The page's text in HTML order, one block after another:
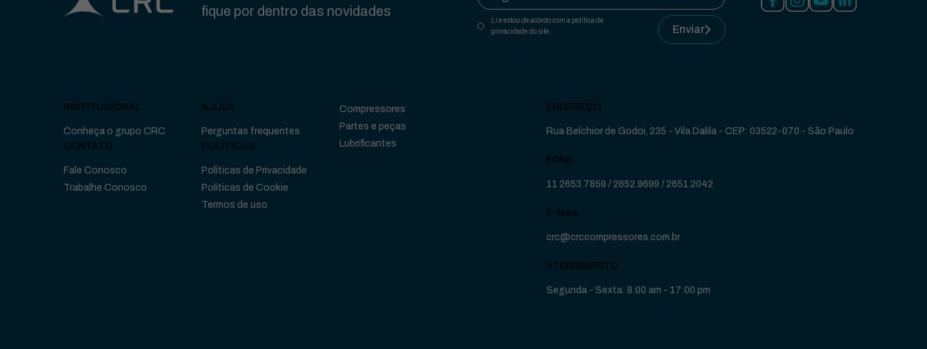
fique por dentro das novidades
Li e estou de acordo com a política de
privacidade do site.
Enviar
INSTITUCIONAL
Conheça o grupo CRC
CONTATO
Fale Conosco
Trabalhe Conosco
AJUDA
Perguntas frequentes
POLÍTICAS
Políticas de Privacidade
Políticas de Cookie
Termos de uso
Compressores
Partes e peças
Lubrificantes
ENDEREÇO
Rua Belchior de Godoi, 235 - Vila Dalila - CEP: 03522-070 - São Paulo
FONE
11 2653.7859 / 2652.9699 / 2651.2042
E-MAIL
crc@crccompressores.com.br
ATENDIMENTO
Segunda - Sexta: 8:00 am - 17:00 pm